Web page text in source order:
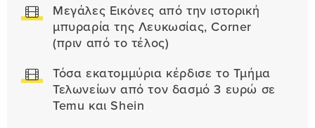
Μεγάλες Εικόνες από την ιστορική
μπυραρία της Λευκωσίας, Corner
(πριν από το τέλος)
Τόσα εκατομμύρια κέρδισε το Τμήμα
Τελωνείων από τον δασμό 3 ευρώ σε
Temu και Shein